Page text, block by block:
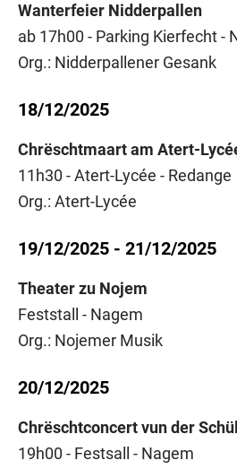
Wanterfeier Nidderpallen
ab 17h00 - Parking Kierfecht -
Org.: Nidderpallener Gesank
18/12/2025
Chrëschtmaart am Atert-
11h30 - Atert-Lycée - Redange
Org.: Atert-Lycée
19/12/2025 - 21/12/2025
Theater zu Nojem
Feststall - Nagem
Org.: Nojemer Musik
20/12/2025
Chrëschtconcert vun der
19h00 - Festsall - Nagem